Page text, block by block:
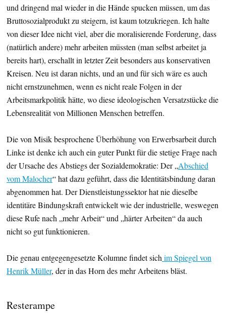
und dringend mal wieder in die Hände spucken müssen, um das
Bruttosozialprodukt zu steigern, ist kaum totzukriegen. Ich halte
von dieser Idee nicht viel, aber die moralisierende Forderung, dass
(natürlich andere) mehr arbeiten müssten (man selbst arbeitet ja
bereits hart), erschallt in letzter Zeit besonders aus konservativen
Kreisen. Neu ist daran nichts, und an und für sich wäre es auch
nicht ernstzunehmen, wenn es nicht reale Folgen in der
Arbeitsmarkpolitik hätte, wo diese ideologischen Versatzstücke die
Lebensrealität von Millionen Menschen betreffen.
Die von Misik besprochene Überhöhung von Erwerbsarbeit durch
Linke ist denke ich auch ein guter Punkt für die stetige Frage nach
der Ursache des Abstiegs der Sozialdemokratie: Der „Abschied
vom Malocher“ hat dazu geführt, dass die Identitätsbindung daran
abgenommen hat. Der Dienstleistungssektor hat nie dieselbe
identitäre Bindungskraft entwickelt wie der industrielle, weswegen
diese Rufe nach „mehr Arbeit“ und „härter Arbeiten“ da auch
nicht so gut funktionieren.
Die genau entgegengesetzte Kolumne findet sich im Spiegel von
Henrik Müller, der in das Horn des mehr Arbeitens bläst.
Resterampe